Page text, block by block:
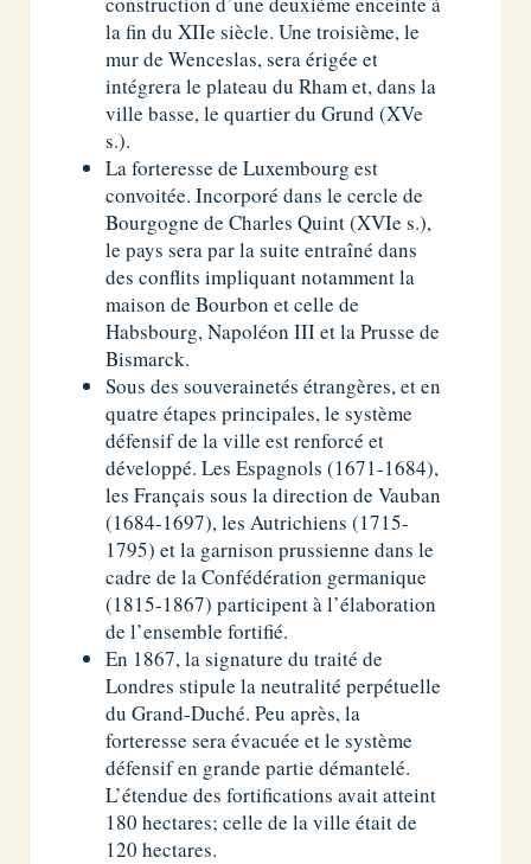
la fin du XIIe siècle. Une troisième, le
mur de Wenceslas, sera érigée et
intégrera le plateau du Rham et, dans la
ville basse, le quartier du Grund (XVe
s.).
La forteresse de Luxembourg est
convoitée. Incorporé dans le cercle de
Bourgogne de Charles Quint (XVIe s.),
le pays sera par la suite entraîné dans
des conflits impliquant notamment la
maison de Bourbon et celle de
Habsbourg, Napoléon III et la Prusse de
Bismarck.
Sous des souverainetés étrangères, et en
quatre étapes principales, le système
défensif de la ville est renforcé et
développé. Les Espagnols (1671-1684),
les Français sous la direction de Vauban
(1684-1697), les Autrichiens (1715-
1795) et la garnison prussienne dans le
cadre de la Confédération germanique
(1815-1867) participent à l’élaboration
de l’ensemble fortifié.
En 1867, la signature du traité de
Londres stipule la neutralité perpétuelle
du Grand-Duché. Peu après, la
forteresse sera évacuée et le système
défensif en grande partie démantelé.
L’étendue des fortifications avait atteint
180 hectares; celle de la ville était de
120 hectares.